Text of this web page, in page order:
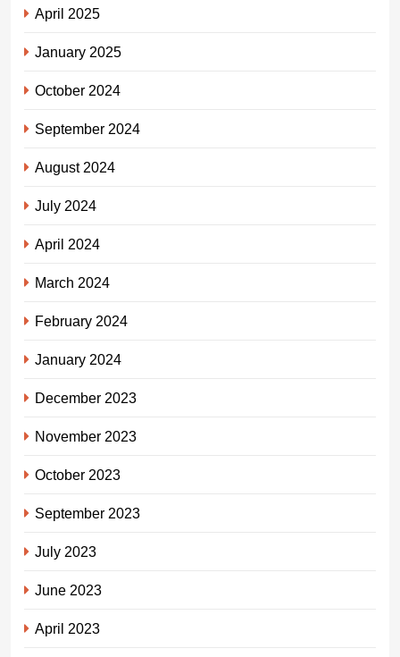
April 2025
January 2025
October 2024
September 2024
August 2024
July 2024
April 2024
March 2024
February 2024
January 2024
December 2023
November 2023
October 2023
September 2023
July 2023
June 2023
April 2023